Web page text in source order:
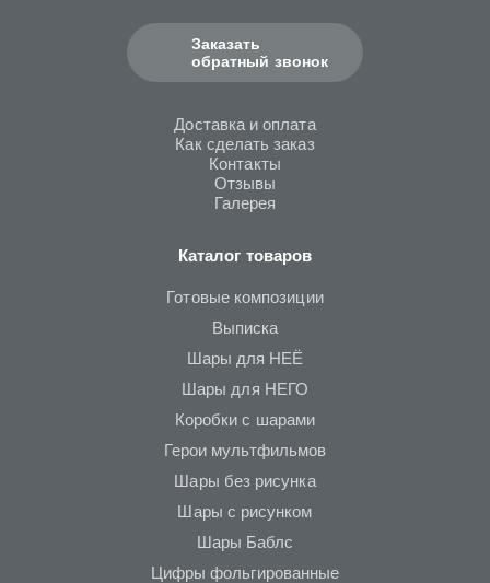
Доставка и оплата
Как сделать заказ
Контакты
Отзывы
Галерея
Каталог товаров
Готовые композиции
Выписка
Шары для НЕЁ
Шары для НЕГО
Коробки с шарами
Герои мультфильмов
Шары без рисунка
Шары с рисунком
Шары Баблс
Цифры фольгированные
Заказать
обратный звонок